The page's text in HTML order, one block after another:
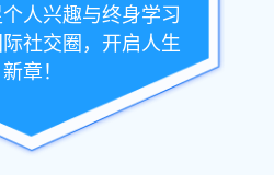
人兴趣与终身学习
社交圈，开启人生
新章！